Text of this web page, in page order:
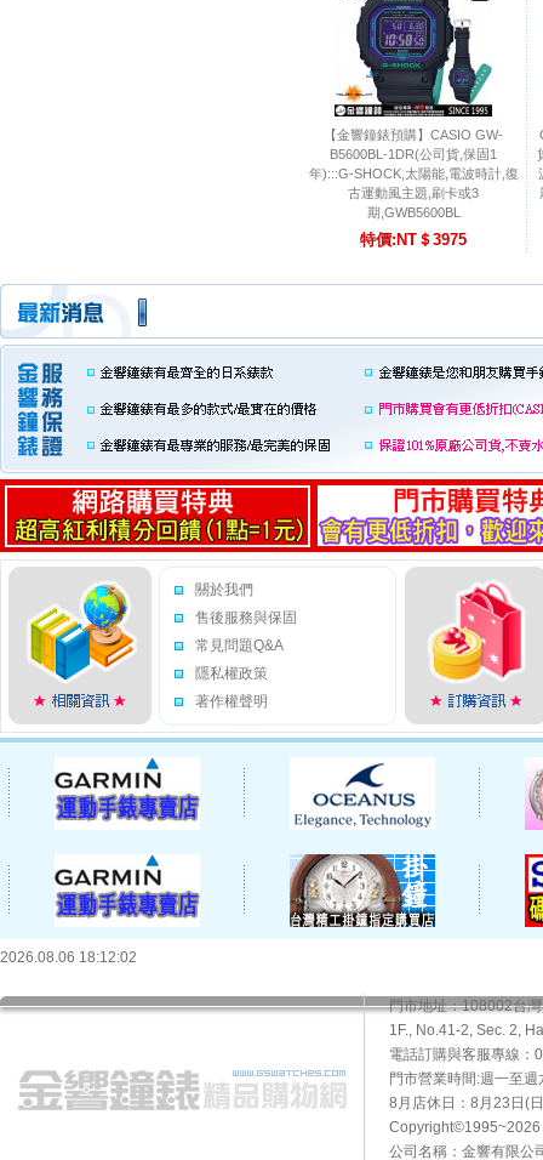
【金響鐘錶預購】CASIO GW-
B5600BL-1DR(公司貨,保固1
年):::G-SHOCK,太陽能,電波時計,復
古運動風主題,刷卡或3
期,GWB5600BL
特價:NT＄3975
關於我們
售後服務與保固
常見問題Q&A
隱私權政策
著作權聲明
2026.08.06 18:12:02
門市地址：108002台
1F., No.41-2, Sec. 2,
電話訂購與客服專線
門市營業時間:週一至
8月店休日：8月23日(
Copyright©1995~2026
公司名稱：金響有限公